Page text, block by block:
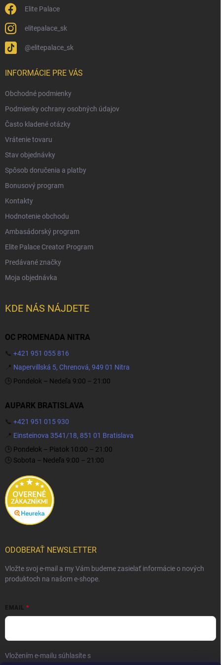
Elite Palace
elitepalace_sk
@elitepalace_sk
INFORMÁCIE PRE VÁS
Obchodné podmienky
Podmienky ochrany osobných údajov
Často kladené otázky
Vrátenie tovaru
Stav objednávky
Spôsob doručenia a platby
Bonusový program
Kontakty
Hodnotenie obchodu
Ambasádorský program
Elite Palace Creator Program
Predávané značky
Moja objednávka
KDE NÁS NÁJDETE
OC PROMENADA NITRA
📞 +421 951 055 816
📍 Napervillská 5, Chrenová, 949 01 Nitra
🕒 Pondelok – Nedeľa 9:00 – 21:00
AUPARK BRATISLAVA
📞 +421 951 015 930
📍 Einsteinova 3541/18, 851 01 Bratislava
🕒 Pondelok – Piatok 10:00 – 21:00
🕒 Sobota – Nedeľa 9:00 – 21:00
ODOBERAŤ NEWSLETTER
Vložte svoj e-mail a my Vám budeme zasielať informácie o nových
produktoch na našom e-shope.
EMAIL
Vložením e-mailu súhlasíte s